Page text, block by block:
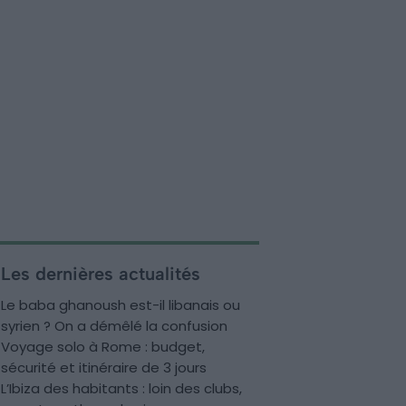
Les dernières actualités
Le baba ghanoush est-il libanais ou
syrien ? On a démêlé la confusion
Voyage solo à Rome : budget,
sécurité et itinéraire de 3 jours
L’Ibiza des habitants : loin des clubs,